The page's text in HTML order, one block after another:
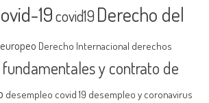
19covid19 Derecho del
Derecho Internacional derechos
fundamentales y contrato de
desempleo covid 19 desempleo y coronavirus